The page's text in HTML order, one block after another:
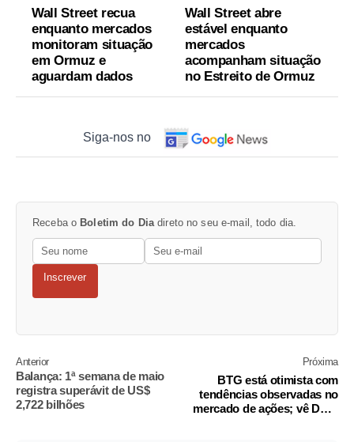
Wall Street recua
enquanto mercados
monitoram situação
em Ormuz e
aguardam dados
Wall Street abre
estável enquanto
mercados
acompanham situação
no Estreito de Ormuz
Siga-nos no
Receba o Boletim do Diadireto no seu e-mail, todo dia.
Inscrever
Anterior
Balança: 1ª semana de maio
registra superávit de US$
2,722 bilhões
Próxima
BTG está otimista com
tendências observadas no
mercado de ações; vê DCM